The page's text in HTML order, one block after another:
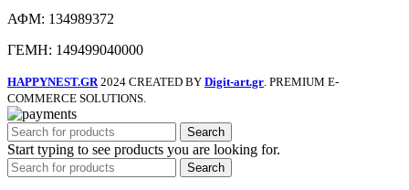
ΑΦΜ: 134989372
ΓΕΜΗ: 149499040000
HAPPYNEST.GR 2024 CREATED BY Digit-art.gr . PREMIUM E-
COMMERCE SOLUTIONS.
Search
Start typing to see products you are looking for.
Search